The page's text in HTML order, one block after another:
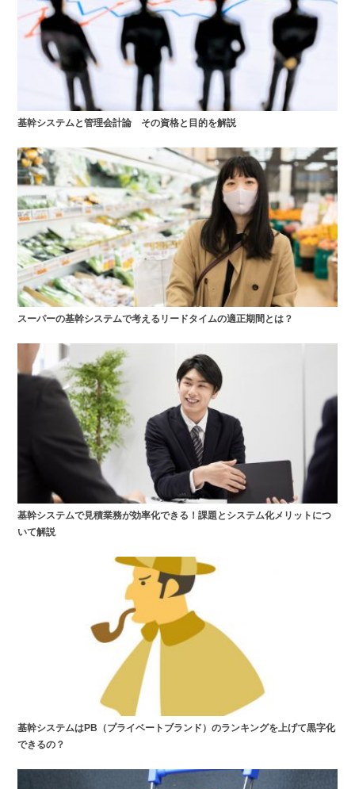
基幹システムと管理会計論 その資格と目的を解説
スーパーの基幹システムで考えるリードタイムの適正期間とは？
基幹システムで見積業務が効率化できる！課題とシステム化メリットにつ
いて解説
基幹システムはPB（プライベートブランド）のランキングを上げて黒字化
できるの？